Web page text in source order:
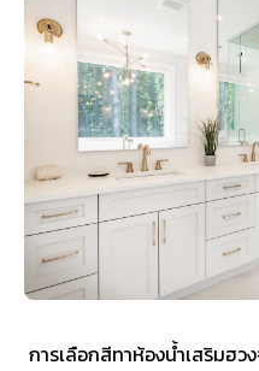
การเลือกสีทาห้องน้ำเสริมฮว